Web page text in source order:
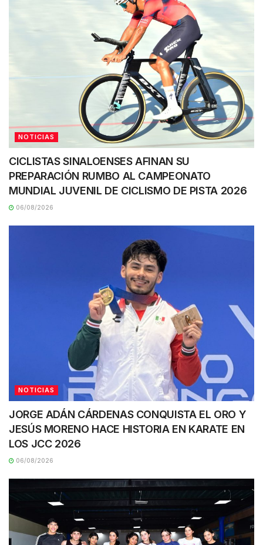
NOTICIAS
CICLISTAS SINALOENSES AFINAN SU
PREPARACIÓN RUMBO AL CAMPEONATO
MUNDIAL JUVENIL DE CICLISMO DE PISTA 2026
06/08/2026
NOTICIAS
JORGE ADÁN CÁRDENAS CONQUISTA EL ORO Y
JESÚS MORENO HACE HISTORIA EN KARATE EN
LOS JCC 2026
06/08/2026